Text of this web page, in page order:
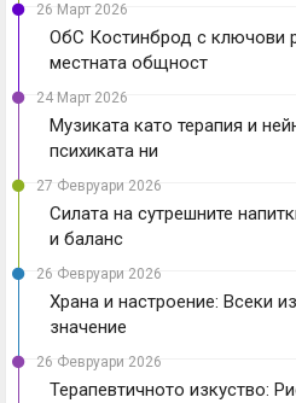
26 Март 2026
ОбС Костинброд с ключови
местната общност
24 Март 2026
Музиката като терапия и
психиката ни
27 Февруари 2026
Силата на сутрешните
и баланс
26 Февруари 2026
Храна и настроение: Всеки
значение
26 Февруари 2026
Терапевтичното изкуство: